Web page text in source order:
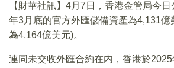
【財華社訊】4月7日，香港金管局今
年3月底的官方外匯儲備資產為4,131億
為4,164億美元)。
連同未交收外匯合約在内，香港於